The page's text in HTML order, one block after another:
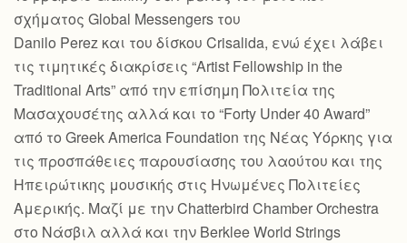
σχήματος Global Messengers του
Danilo Perez και του δίσκου Crisalida, ενώ έχει λάβει
τις τιμητικές διακρίσεις “Artist Fellowship in the
Traditional Arts” από την επίσημη Πολιτεία της
Μασαχουσέτης αλλά και το “Forty Under 40 Award”
από το Greek America Foundation της Νέας Υόρκης για
τις προσπάθειες παρουσίασης του λαούτου και της
Ηπειρώτικης μουσικής στις Ηνωμένες Πολιτείες
Αμερικής. Μαζί με την Chatterbird Chamber Orchestra
στο Νάσβιλ αλλά και την Berklee World Strings